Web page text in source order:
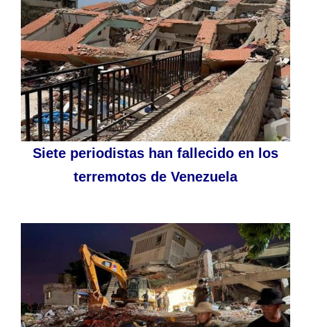
Siete periodistas han fallecido en los
terremotos de Venezuela